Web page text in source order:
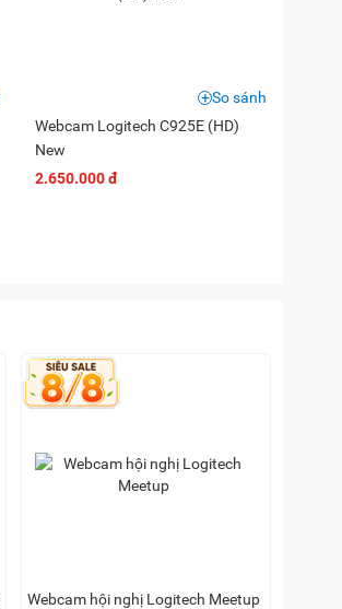
Webcam Logitech C925E (HD)
New
2.650.000 đ
So sánh
Webcam hội nghị Logitech Meetup